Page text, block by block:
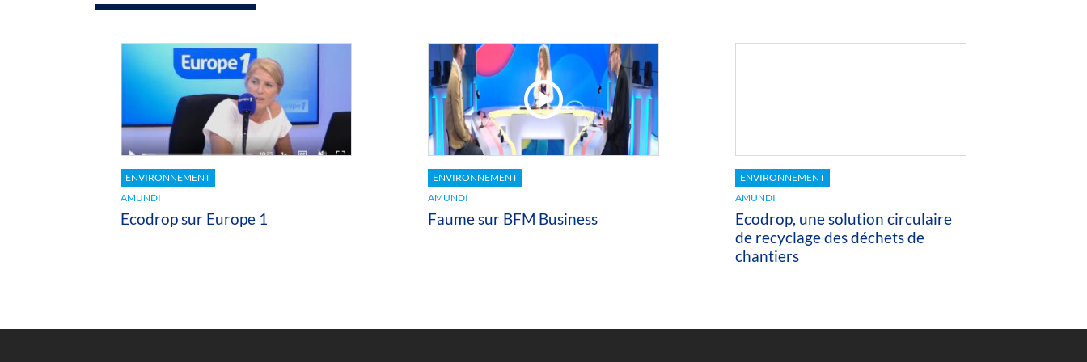
ENVIRONNEMENT
AMUNDI
Ecodrop sur Europe 1
ENVIRONNEMENT
AMUNDI
Faume sur BFM Business
ENVIRONNEMENT
AMUNDI
Ecodrop, une solution circulaire
de recyclage des déchets de
chantiers